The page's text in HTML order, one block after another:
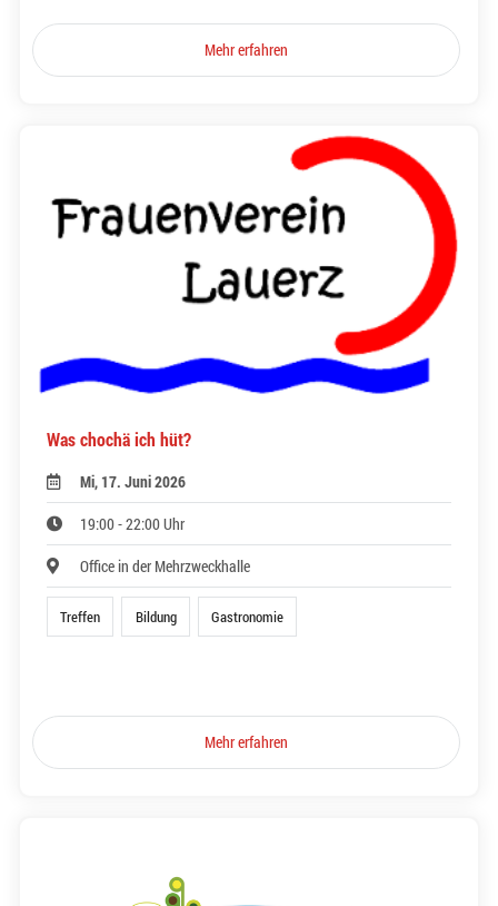
Mehr erfahren
Was chochä ich hüt?
Mi, 17. Juni 2026
19:00 - 22:00 Uhr
Office in der Mehrzweckhalle
Treffen Bildung Gastronomie
Mehr erfahren